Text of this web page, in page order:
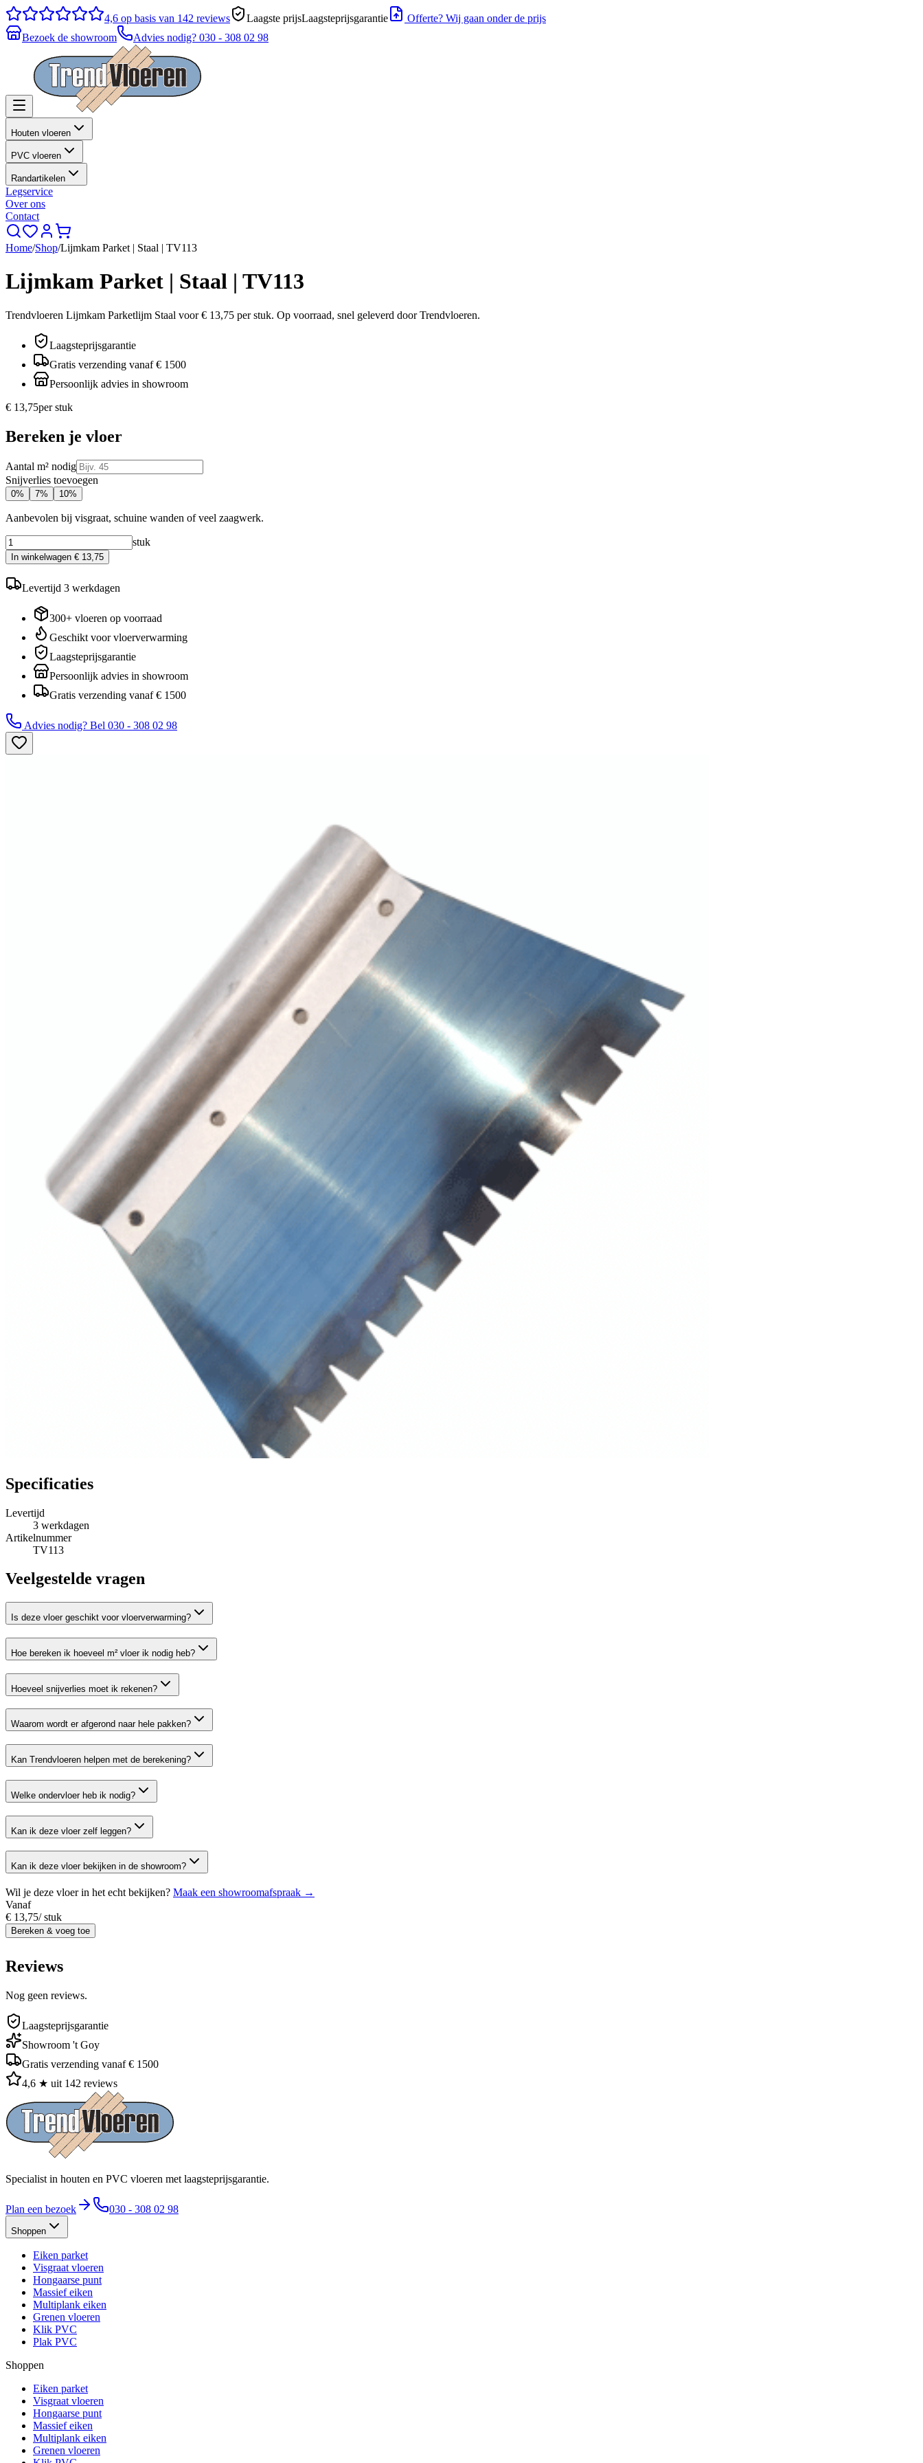
4,6 op basis van 142 reviews Laagste prijsLaagsteprijsgarantie
Offerte? Wij gaan onder de prijs
Bezoek de showroom
Advies nodig? 030 - 308 02 98
Houten vloeren
PVC vloeren
Randartikelen
Legservice
Over ons
Contact
Home/Shop/Lijmkam Parket | Staal | TV113
Lijmkam Parket | Staal | TV113
Trendvloeren Lijmkam Parketlijm Staal voor € 13,75 per stuk. Op voorraad, snel geleverd door Trendvloeren.
Laagsteprijsgarantie
Gratis verzending vanaf € 1500
Persoonlijk advies in showroom
€ 13,75perstuk
Bereken je vloer
Aantal m² nodig
Snijverlies toevoegen
0% 7% 10%
Aanbevolen bij visgraat, schuine wanden of veel zaagwerk.
stuk
In winkelwagen € 13,75
Levertijd 3 werkdagen
300+ vloeren op voorraad
Geschikt voor vloerverwarming
Laagsteprijsgarantie
Persoonlijk advies in showroom
Gratis verzending vanaf € 1500
Advies nodig? Bel 030 - 308 02 98
Specificaties
Levertijd
3 werkdagen
Artikelnummer
TV113
Veelgestelde vragen
Is deze vloer geschikt voor vloerverwarming?
Hoe bereken ik hoeveel m² vloer ik nodig heb?
Hoeveel snijverlies moet ik rekenen?
Waarom wordt er afgerond naar hele pakken?
Kan Trendvloeren helpen met de berekening?
Welke ondervloer heb ik nodig?
Kan ik deze vloer zelf leggen?
Kan ik deze vloer bekijken in de showroom?
Wil je deze vloer in het echt bekijken? Maak een showroomafspraak →
Vanaf
€ 13,75/stuk
Bereken & voeg toe
Reviews
Nog geen reviews.
Laagsteprijsgarantie
Showroom 't Goy
Gratis verzending vanaf € 1500
4,6 ★ uit 142 reviews
Specialist in houten en PVC vloeren met laagsteprijsgarantie.
Plan een bezoek 030 - 308 02 98
Shoppen
Eiken parket
Visgraat vloeren
Hongaarse punt
Massief eiken
Multiplank eiken
Grenen vloeren
Klik PVC
Plak PVC
Shoppen
Eiken parket
Visgraat vloeren
Hongaarse punt
Massief eiken
Multiplank eiken
Grenen vloeren